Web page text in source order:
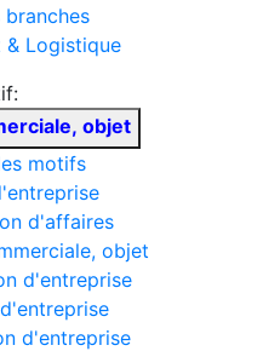
branches
& Logistique
objet
motifs
d'affaires
objet
d'entreprise
d'entreprise